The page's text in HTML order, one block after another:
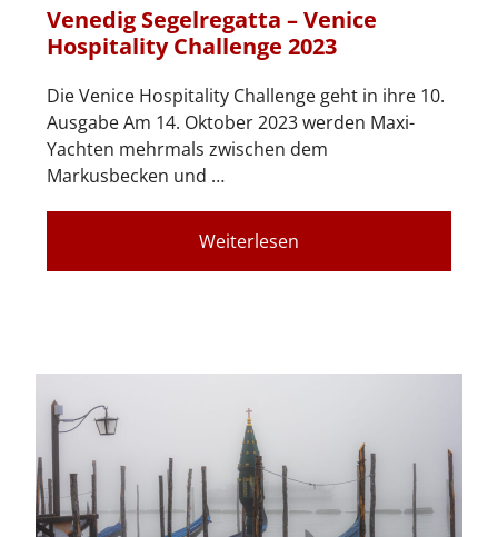
Venedig Segelregatta – Venice
Hospitality Challenge 2023
Die Venice Hospitality Challenge geht in ihre 10.
Ausgabe Am 14. Oktober 2023 werden Maxi-
Yachten mehrmals zwischen dem
Markusbecken und …
Weiterlesen